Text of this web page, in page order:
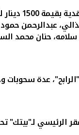
دينار لكل منهم هم
عبدالرحمن
سلامه، حنان محمد
عدة سحوبات
الرئيسي لـ"بيتك"